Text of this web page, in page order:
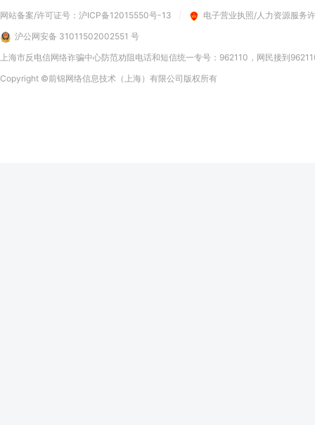
网站备案/许可证号： 沪ICP备12015550号-13
电子营业执照/人力资源服务
沪公网安备 31011502002551 号
上海市反电信网络诈骗中心防范劝阻电话和短信统一专号：962110，网民接到
Copyright ©前锦网络信息技术（上海）有限公司 版权所有